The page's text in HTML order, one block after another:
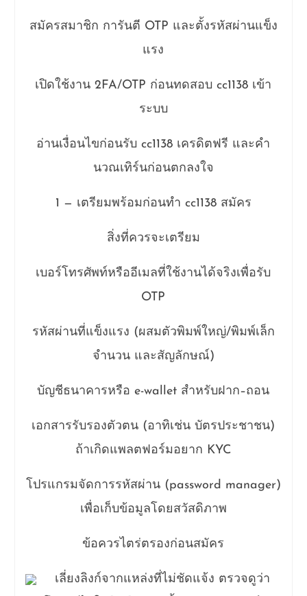
สมัครสมาชิก การันตี OTP และตั้งรหัสผ่านแข็ง
แรง
เปิดใช้งาน 2FA/OTP ก่อนทดสอบ cc1138 เข้า
ระบบ
อ่านเงื่อนไขก่อนรับ cc1138 เครดิตฟรี และคำ
นวณเทิร์นก่อนตกลงใจ
1 — เตรียมพร้อมก่อนทำ cc1138 สมัคร
สิ่งที่ควรจะเตรียม
เบอร์โทรศัพท์หรืออีเมลที่ใช้งานได้จริงเพื่อรับ
OTP
รหัสผ่านที่แข็งแรง (ผสมตัวพิมพ์ใหญ่/พิมพ์เล็ก
จำนวน และสัญลักษณ์)
บัญชีธนาคารหรือ e-wallet สำหรับฝาก–ถอน
เอกสารรับรองตัวตน (อาทิเช่น บัตรประชาชน)
ถ้าเกิดแพลตฟอร์มอยาก KYC
โปรแกรมจัดการรหัสผ่าน (password manager)
เพื่อเก็บข้อมูลโดยสวัสดิภาพ
ข้อควรไตร่ตรองก่อนสมัคร
เลี่ยงลิงก์จากแหล่งที่ไม่ชัดแจ้ง ตรวจดูว่า